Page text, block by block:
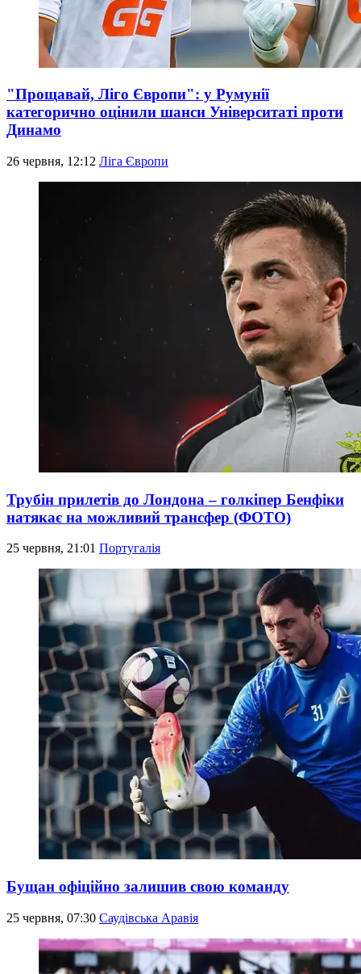
"Прощавай, Ліго Європи": у Румунії
категорично оцінили шанси Університаті проти
Динамо
26 червня, 12:12 Ліга Європи
Трубін прилетів до Лондона – голкіпер Бенфіки
натякає на можливий трансфер (ФОТО)
25 червня, 21:01 Португалія
Бущан офіційно залишив свою команду
25 червня, 07:30 Саудівська Аравія